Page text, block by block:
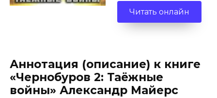
Читать онлайн
Аннотация (описание) к книге
«Чернобуров 2: Таёжные
войны» Александр Майерс